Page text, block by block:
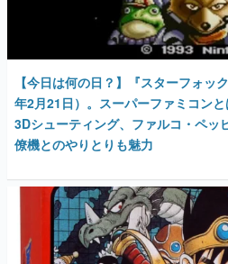
【今日は何の日？】『スターフォッ
年2月21日）。スーパーファミコン
3Dシューティング、ファルコ・ペッ
僚機とのやりとりも魅力